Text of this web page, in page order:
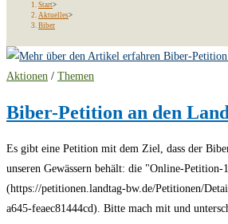
Start>
Aktuelles>
Biber
Aktionen / Themen
Biber-Petition an den
Es gibt eine Petition mit dem Ziel, dass der
unseren Gewässern behält: die "Online-Petition-
(https://petitionen.landtag-bw.de/Petitionen/
a645-feaec81444cd). Bitte mach mit und